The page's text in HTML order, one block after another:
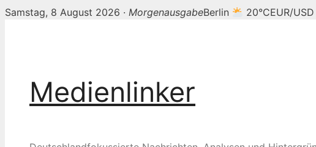
Samstag, 8 August 2026 · MorgenausgabeBerlin 20°CEUR/
Medienlinker